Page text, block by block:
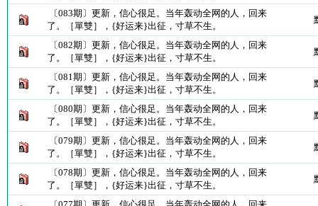
〔083期〕更新，信心很足。当年轰动全网的人，回来
了。［單雙］，{好运来}出征，寸草不生。
〔082期〕更新，信心很足。当年轰动全网的人，回来
了。［單雙］，{好运来}出征，寸草不生。
〔081期〕更新，信心很足。当年轰动全网的人，回来
了。［單雙］，{好运来}出征，寸草不生。
〔080期〕更新，信心很足。当年轰动全网的人，回来
了。［單雙］，{好运来}出征，寸草不生。
〔079期〕更新，信心很足。当年轰动全网的人，回来
了。［單雙］，{好运来}出征，寸草不生。
〔078期〕更新，信心很足。当年轰动全网的人，回来
了。［單雙］，{好运来}出征，寸草不生。